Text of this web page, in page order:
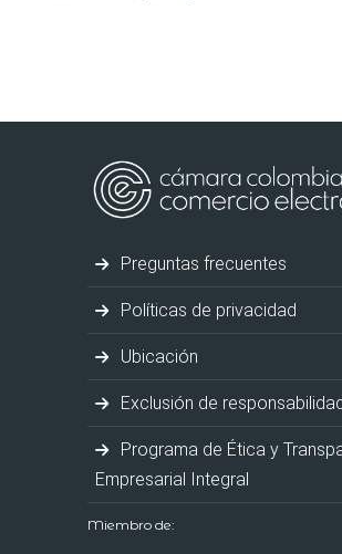
Preguntas frecuentes
Políticas de privacidad
Ubicación
Exclusión de
Programa de Ética y
Empresarial Integral
Miembro de: